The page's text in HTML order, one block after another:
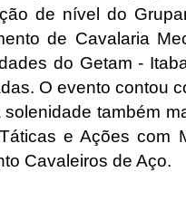
de nível do
de Cavalaria
do Getam -
O evento contou
também
e Ações com
Cavaleiros de Aço.